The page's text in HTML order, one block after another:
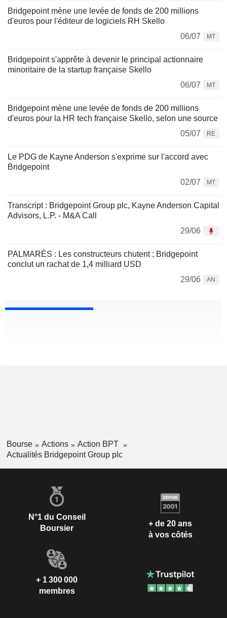
Bridgepoint mène une levée de fonds de 200 millions
d'euros pour l'éditeur de logiciels RH Skello
06/07
MT
Bridgepoint s'apprête à devenir le principal actionnaire
minoritaire de la startup française Skello
06/07
MT
Bridgepoint mène une levée de fonds de 200 millions
d'euros pour la HR tech française Skello, selon une source
05/07
RE
Le PDG de Kayne Anderson s'exprime sur l'accord avec
Bridgepoint
02/07
MT
Transcript : Bridgepoint Group plc, Kayne Anderson Capital
Advisors, L.P. - M&A Call
29/06
PALMARÈS : Les constructeurs chutent ; Bridgepoint
conclut un rachat de 1,4 milliard USD
29/06
AN
Bourse Actions
Action BPT
Actualités Bridgepoint Group plc
N°1 du Conseil
Boursier
+ de 20 ans
à vos côtés
+ 1 300 000
membres